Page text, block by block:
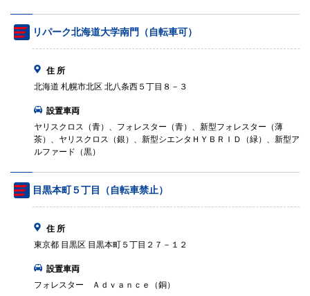
リパーク北海道大学南門（自転車可）
住 所
北海道 札幌市北区 北八条西５丁目８－３
設置車両
ヤリスクロス（青）、フォレスター（青）、新型フォレスター（薄
茶）、ヤリスクロス（銀）、新型シエンタＨＹＢＲＩＤ（緑）、新型ア
ルファード（黒）
目黒本町５丁目（自転車禁止）
住 所
東京都 目黒区 目黒本町５丁目２７－１２
設置車両
フォレスター Ａｄｖａｎｃｅ（銅）